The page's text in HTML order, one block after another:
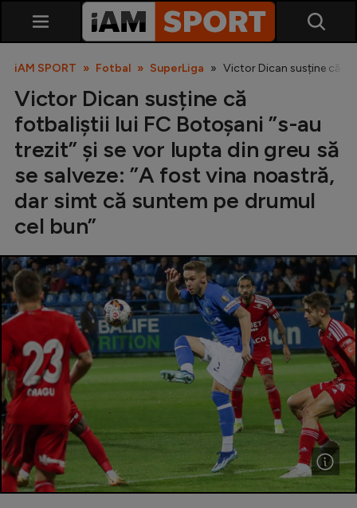
SuperLiga
Cupa României
Echipa Națională
U21
Fotbal feminin
Special
Diverse
Inedit
Clasamente
iAM SPORT Fotbal SuperLiga Victor Dican susține că
Victor Dican susține că
fotbaliștii lui FC Botoșani ”s-au
trezit” și se vor lupta din greu să
se salveze: ”A fost vina noastră,
dar simt că suntem pe drumul
cel bun”